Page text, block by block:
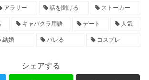
アラサー 話を聞ける ストーカー
キャバクラ用語 デート 人気
結婚 バレる コスプレ
シェアする